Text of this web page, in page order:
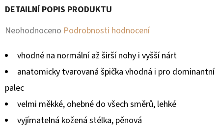
DETAILNÍ POPIS PRODUKTU
Průměrné
produktu
0,0
Neohodnoceno Podrobnosti hodnocení
vhodné na normální až širší nohy i vyšší nárt
anatomicky tvarovaná špička vhodná i pro dominantní
palec
velmi měkké, ohebné do všech směrů, lehké
vyjímatelná kožená stélka, pěnová
P
O
R
Č
U
E
M
E